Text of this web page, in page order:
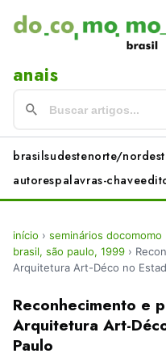
anais
brasilsudestenorte/
autorespalavras-chave
início › seminários docomomo
brasil, são paulo, 1999 ›
Arquitetura Art-Déco no
Reconhecimento e
Arquitetura Art-
Paulo